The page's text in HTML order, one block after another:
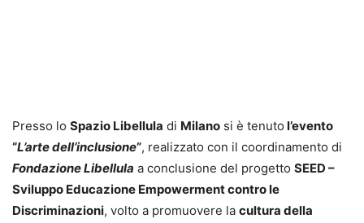
Presso lo Spazio Libellula di Milano si è tenuto l’evento
“L’arte dell’inclusione”, realizzato con il coordinamento di
Fondazione Libellula a conclusione del progetto SEED –
Sviluppo Educazione Empowerment contro le
Discriminazioni, volto a promuovere la cultura della